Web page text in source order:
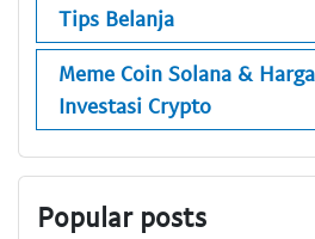
Tips Belanja
Meme Coin Solana &
Investasi Crypto
Popular posts